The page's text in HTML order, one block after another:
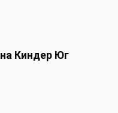
Киндер Юг